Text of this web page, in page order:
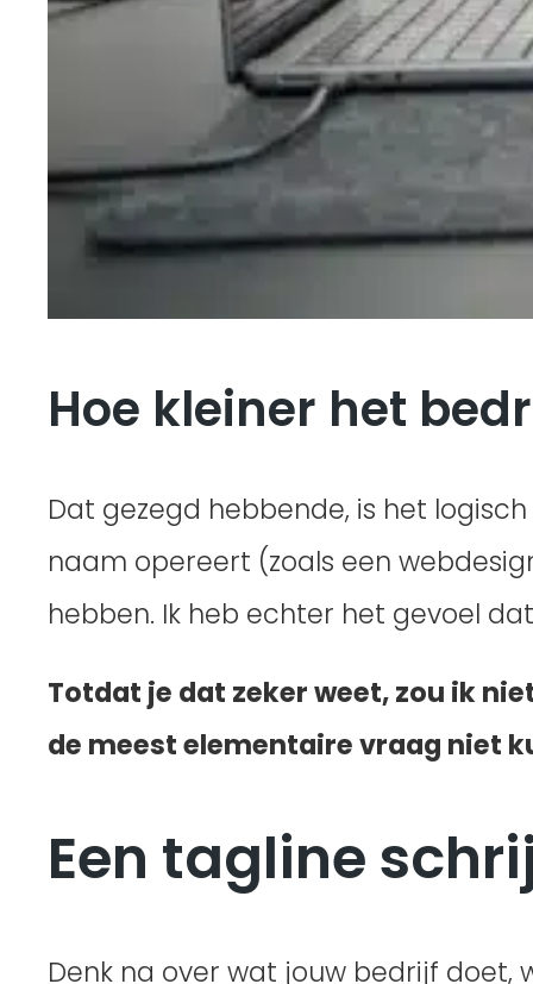
Hoe kleiner het
Dat gezegd hebbende, is het
naam opereert (zoals een
hebben. Ik heb echter het gevoel
Totdat je dat zeker weet, zou ik
de meest elementaire vraag niet
Een tagline
Denk na over wat jouw bedrijf doet,